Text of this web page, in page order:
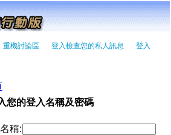
重機討論區 登入檢查您的私人訊息 登入
您的登入名稱及密碼
稱: